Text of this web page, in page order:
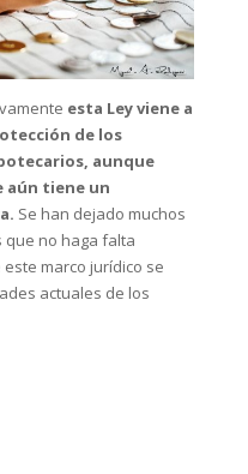
esta Ley viene a
de los
aunque
aún tiene un
Se han dejado muchos
que no haga falta
marco jurídico se
actuales de los